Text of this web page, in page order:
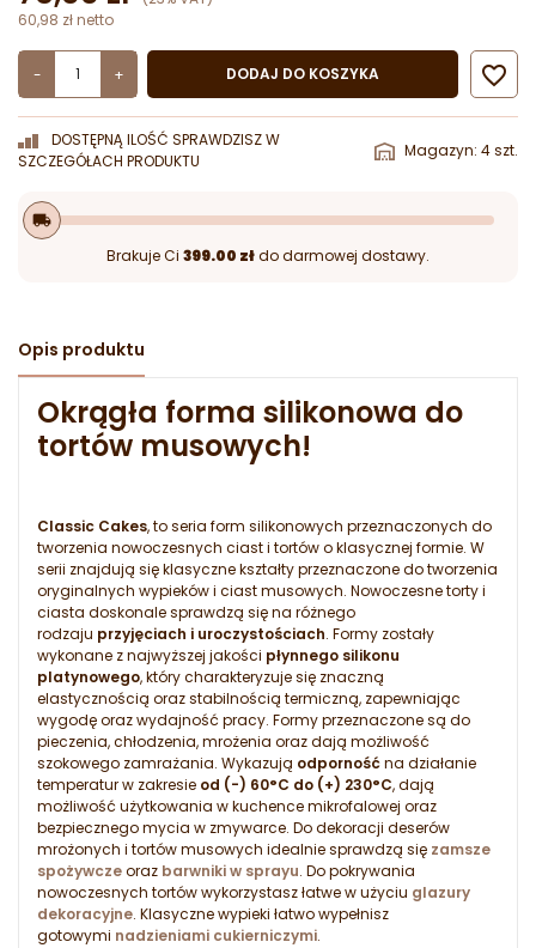
60,98 zł netto
- + DODAJ DO KOSZYKA 
DOSTĘPNĄ ILOŚĆ SPRAWDZISZ W
SZCZEGÓŁACH PRODUKTU
Magazyn: 4 szt.
local_shipping
Brakuje Ci 399.00 złdo darmowej dostawy.
Opis produktu
Okrągła forma silikonowa do
tortów musowych!
Classic Cakes, to seria form silikonowych przeznaczonych do
tworzenia nowoczesnych ciast i tortów o klasycznej formie. W
serii znajdują się klasyczne kształty przeznaczone do tworzenia
oryginalnych wypieków i ciast musowych. Nowoczesne torty i
ciasta doskonale sprawdzą się na różnego
rodzaju przyjęciach i uroczystościach. Formy zostały
wykonane z najwyższej jakości płynnego silikonu
platynowego, który charakteryzuje się znaczną
elastycznością oraz stabilnością termiczną, zapewniając
wygodę oraz wydajność pracy. Formy przeznaczone są do
pieczenia, chłodzenia, mrożenia oraz dają możliwość
szokowego zamrażania. Wykazują odpornośćna działanie
temperatur w zakresie od (-) 60°C do (+) 230°C, dają
możliwość użytkowania w kuchence mikrofalowej oraz
bezpiecznego mycia w zmywarce. Do dekoracji deserów
mrożonych i tortów musowych idealnie sprawdzą się zamsze
spożywczeoraz barwniki w sprayu. Do pokrywania
nowoczesnych tortów wykorzystasz łatwe w użyciu glazury
dekoracyjne. Klasyczne wypieki łatwo wypełnisz
gotowymi nadzieniami cukierniczymi.